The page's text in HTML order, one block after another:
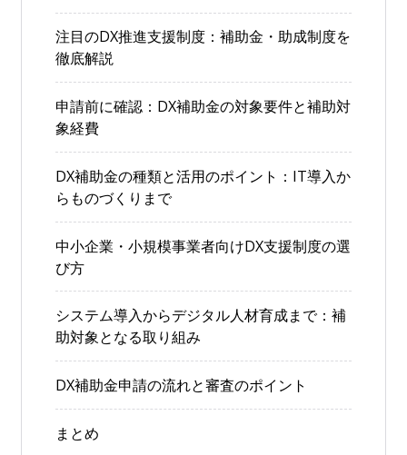
注目のDX推進支援制度：補助金・助成制度を
徹底解説
申請前に確認：DX補助金の対象要件と補助対
象経費
DX補助金の種類と活用のポイント：IT導入か
らものづくりまで
中小企業・小規模事業者向けDX支援制度の選
び方
システム導入からデジタル人材育成まで：補
助対象となる取り組み
DX補助金申請の流れと審査のポイント
まとめ